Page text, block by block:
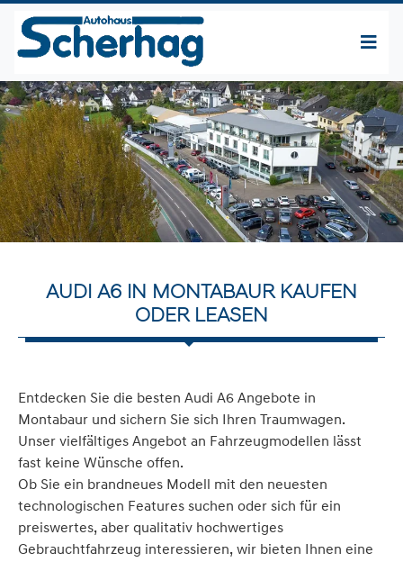
AUDI A6 IN MONTABAUR KAUFEN
ODER LEASEN
Entdecken Sie die besten Audi A6 Angebote in
Montabaur und sichern Sie sich Ihren Traumwagen.
Unser vielfältiges Angebot an Fahrzeugmodellen lässt
fast keine Wünsche offen.
Ob Sie ein brandneues Modell mit den neuesten
technologischen Features suchen oder sich für ein
preiswertes, aber qualitativ hochwertiges
Gebrauchtfahrzeug interessieren, wir bieten Ihnen eine